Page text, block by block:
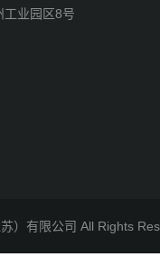
工业园区8号
苏）有限公司 All Rights